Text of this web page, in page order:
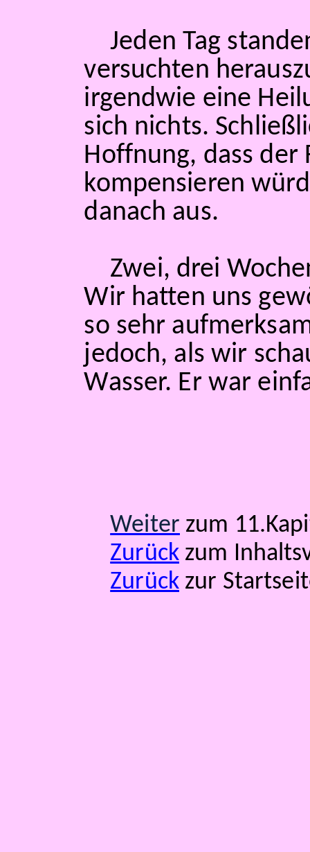
Jeden Tag
versuchten
irgendwie eine
sich nichts.
Hoffnung, dass der
kompensieren
danach aus.
Zwei, drei
Wir hatten uns
so sehr
jedoch, als wir
Wasser. Er war
Weiter zum
Zurückzum
Zurückzur